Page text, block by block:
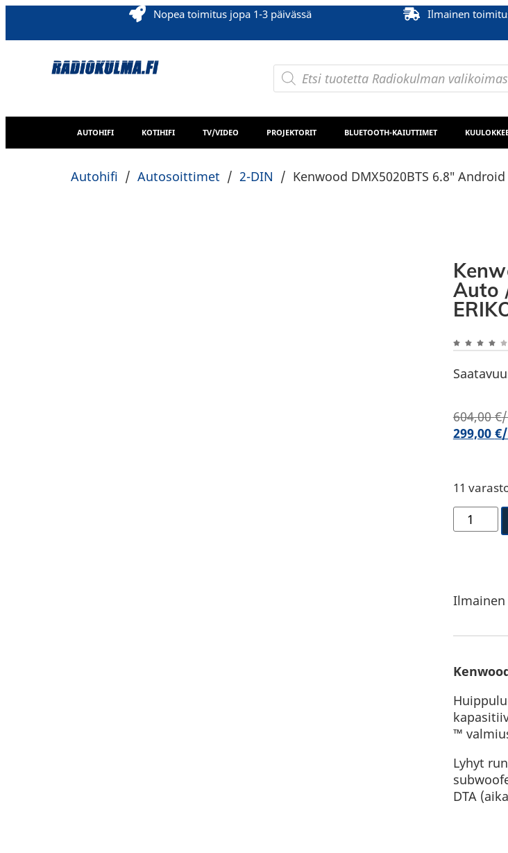
Nopea toimitus jopa 1-3 päivässä Ilmainen
AUTOHIFI KOTIHIFI TV/VIDEO PROJEKTORIT BLUETOOTH-KAIUTTIMET
Autohifi / Autosoittimet / 2-DIN / Kenwood DMX5020BTS 6.8″
Auto
604,00€
299,00 €
11
™
Lyhyt
DTA